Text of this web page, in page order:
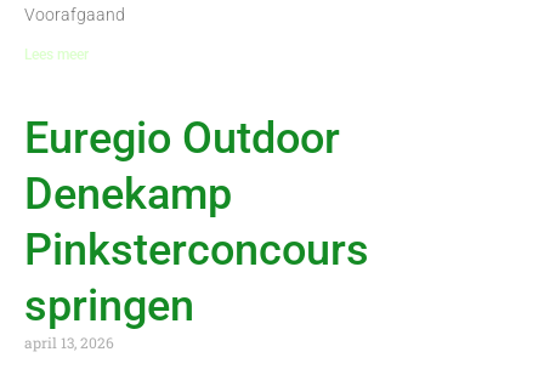
Voorafgaand
Lees meer
Euregio Outdoor
Denekamp
Pinksterconcours
springen
april 13, 2026